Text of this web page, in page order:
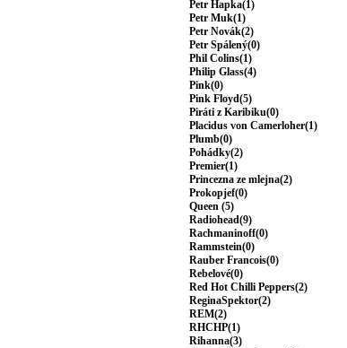
Petr Hapka(1)
Petr Muk(1)
Petr Novák(2)
Petr Spálený(0)
Phil Colins(1)
Philip Glass(4)
Pink(0)
Pink Floyd(5)
Piráti z Karibiku(0)
Placidus von Camerloher(1)
Plumb(0)
Pohádky(2)
Premier(1)
Princezna ze mlejna(2)
Prokopjef(0)
Queen (5)
Radiohead(9)
Rachmaninoff(0)
Rammstein(0)
Rauber Francois(0)
Rebelové(0)
Red Hot Chilli Peppers(2)
ReginaSpektor(2)
REM(2)
RHCHP(1)
Rihanna(3)